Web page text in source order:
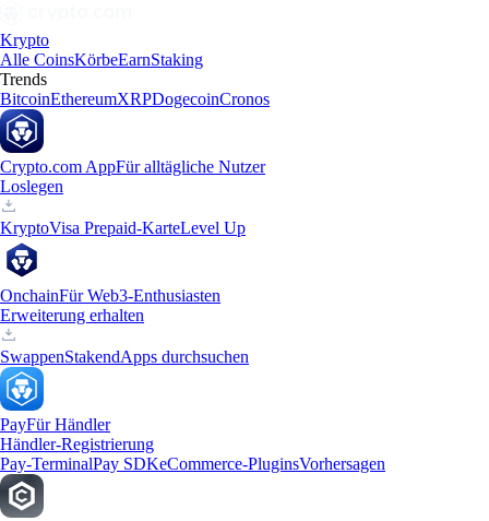
Krypto
Alle CoinsKörbeEarnStaking
Trends
BitcoinEthereumXRPDogecoinCronos
Crypto.com AppFür alltägliche Nutzer
Loslegen
KryptoVisa Prepaid-KarteLevel Up
OnchainFür Web3-Enthusiasten
Erweiterung erhalten
SwappenStakendApps durchsuchen
PayFür Händler
Händler-Registrierung
Pay-TerminalPay SDKeCommerce-PluginsVorhersagen